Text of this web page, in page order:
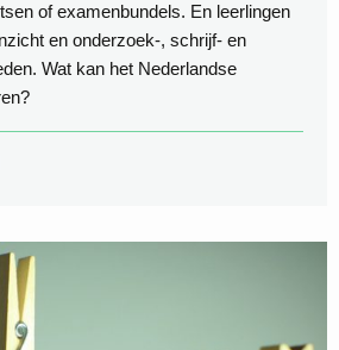
of examenbundels. En leerlingen
en onderzoek-, schrijf- en
Wat kan het Nederlandse